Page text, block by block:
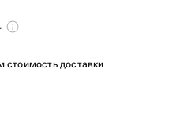
стоимость доставки